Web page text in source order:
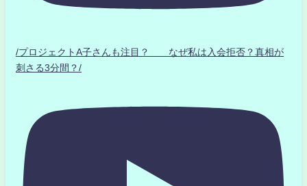
/プロジェクトA子さんも注目？ なぜ私は入会拒否？真相が
刺さる3分間？/